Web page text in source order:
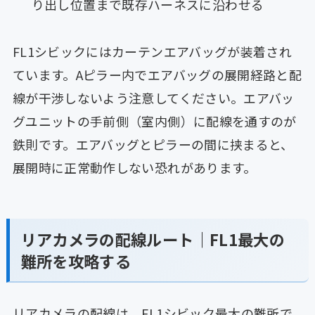
り出し位置まで既存ハーネスに沿わせる
FL1シビックにはカーテンエアバッグが装着され
ています。Aピラー内でエアバッグの展開経路と配
線が干渉しないよう注意してください。エアバッ
グユニットの手前側（室内側）に配線を通すのが
鉄則です。エアバッグとピラーの間に挟まると、
展開時に正常動作しない恐れがあります。
リアカメラの配線ルート｜FL1最大の
難所を攻略する